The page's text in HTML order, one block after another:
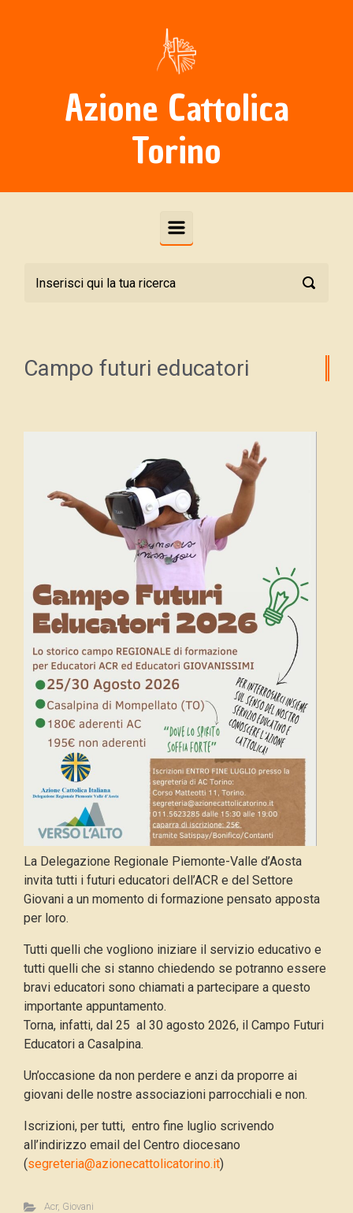
Azione Cattolica
Torino
Campo futuri educatori
La Delegazione Regionale Piemonte-Valle d’Aosta
invita tutti i futuri educatori dell’ACR e del Settore
Giovani a un momento di formazione pensato apposta
per loro.
Tutti quelli che vogliono iniziare il servizio educativo e
tutti quelli che si stanno chiedendo se potranno essere
bravi educatori sono chiamati a partecipare a questo
importante appuntamento.
Torna, infatti, dal 25 al 30 agosto 2026, il Campo Futuri
Educatori a Casalpina.
Un’occasione da non perdere e anzi da proporre ai
giovani delle nostre associazioni parrocchiali e non.
Iscrizioni, per tutti, entro fine luglio scrivendo
all’indirizzo email del Centro diocesano
(segreteria@azionecattolicatorino.it)
Acr, Giovani